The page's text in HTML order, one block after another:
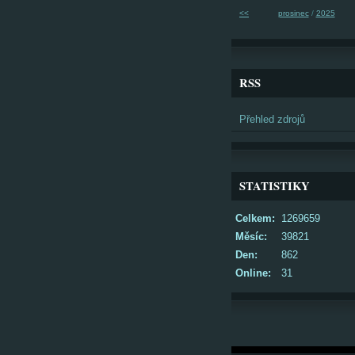
<< prosinec/ 2025
RSS
Přehled zdrojů
STATISTIKY
Online: 31
Celkem:
1269659
Měsíc:
39821
Den:
862